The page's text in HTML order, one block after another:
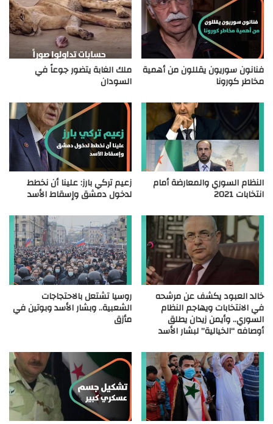
فنانون سوريون يقللون من أهمية
مخاطر كورونا
ملك الغابة يتضور جوعاً في
السودان
النظام السوري والمعارضة أمام
انتخابات 2021
زعيم تركي بارز: علينا أن نخطط
لدخول دمشق وإسقاط الأسد
خالد العبود يكشف عن مرشحه
في الانتخابات ويهاجم النظام
السوري.. وأيمن زيدان يطلق
أوصافه “الخيالية” لبشار الأسد
روسيا تشتعل بالاحتجاجات
الشعبية.. وبشار الأسد وبوتين في
مأزق